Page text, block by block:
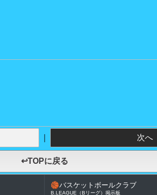
次へ
↩TOPに戻る
🏀バスケットボールクラブ
B.LEAGUE（Bリーグ）掲示板